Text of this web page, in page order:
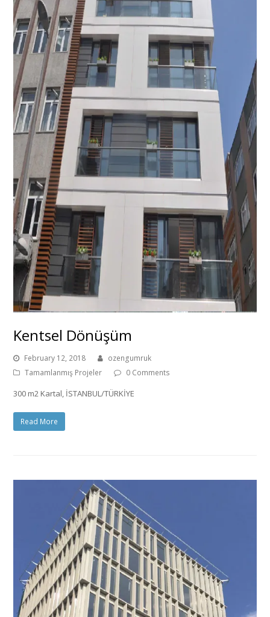
Kentsel Dönüşüm
February 12, 2018
ozengumruk
Tamamlanmış Projeler
0 Comments
300 m2 Kartal, İSTANBUL/TÜRKİYE
Read More